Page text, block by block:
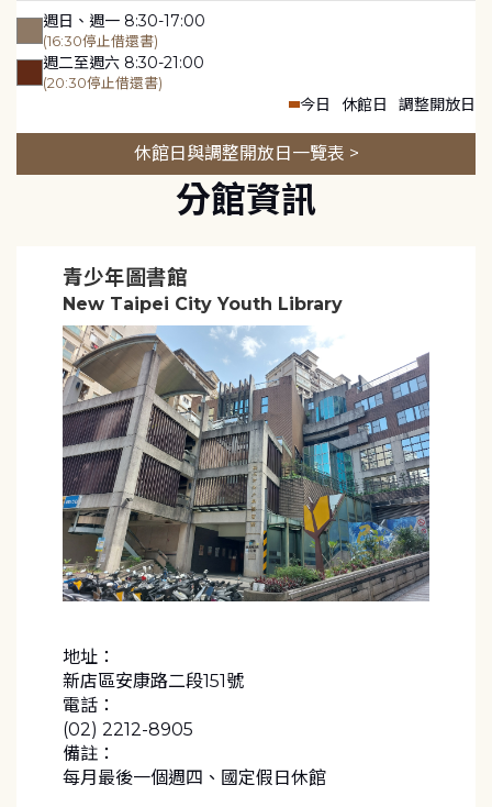
週日、週一 8:30-17:00
(16:30停止借還書)
週二至週六 8:30-21:00
(20:30停止借還書)
今日 休館日 調整開放日
休館日與調整開放日一覽表 >
分館資訊
青少年圖書館
New Taipei City Youth Library
地址：
新店區安康路二段151號
電話：
(02) 2212-8905
備註：
每月最後一個週四、國定假日休館